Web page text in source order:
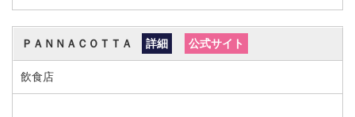
ＰＡＮＮＡＣＯＴＴＡ 詳細 公式サイト
飲食店